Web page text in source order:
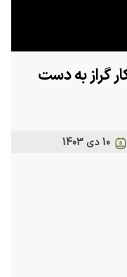
گراز به دست
10 دی 1403